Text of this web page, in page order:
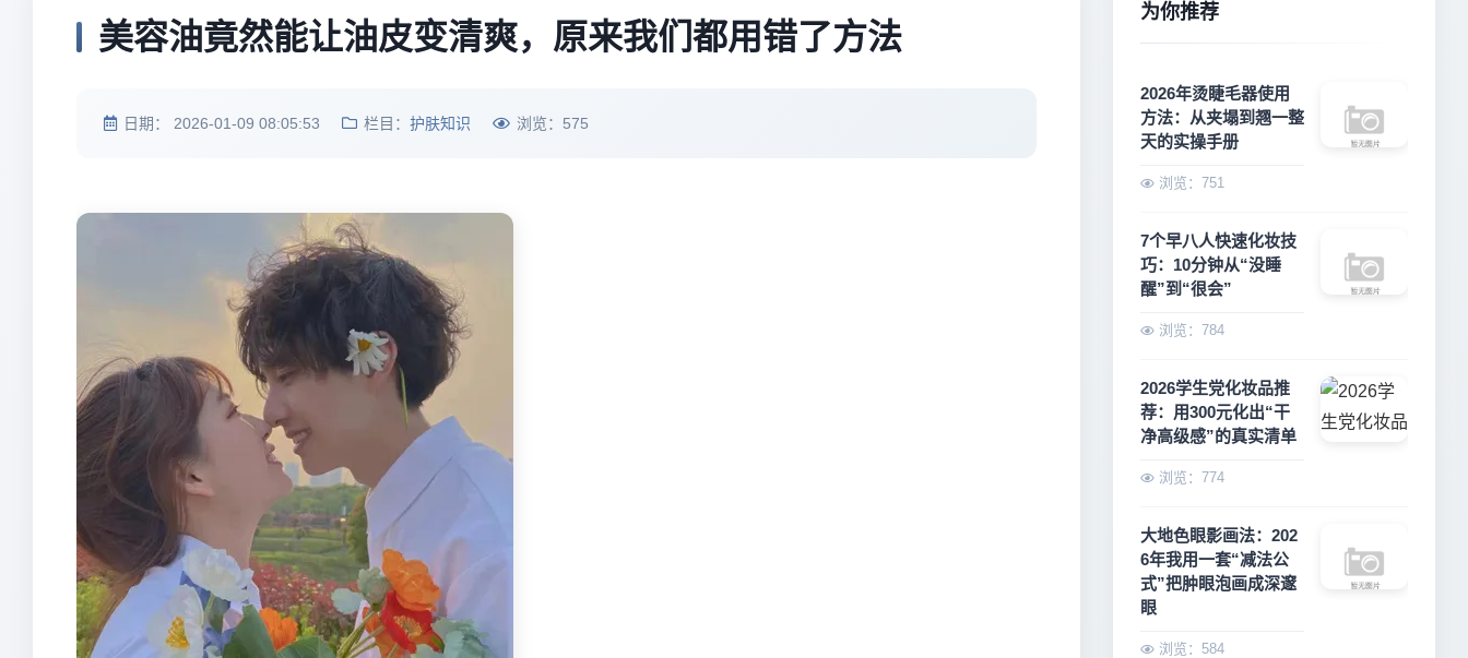
美容油竟然能让油皮变清爽，原来我们都用错了方法
日期： 2026-01-09 08:05:53 栏目： 护肤知识 浏览： 575
为你推荐
2026年烫睫毛器使用
方法：从夹塌到翘一整
天的实操手册
浏览：751
7个早八人快速化妆技
巧：10分钟从“没睡
醒”到“很会”
浏览：784
2026学生党化妆品推
荐：用300元化出“干
净高级感”的真实清单
浏览：774
大地色眼影画法：202
6年我用一套“减法公
式”把肿眼泡画成深邃
眼
浏览：584